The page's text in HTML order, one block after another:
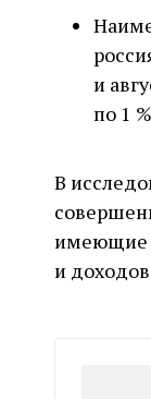
и
по 1
В
имеющие
и